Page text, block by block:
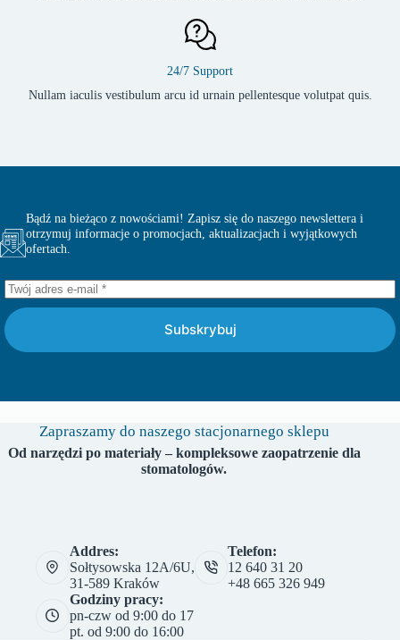
24/7 Support
Nullam iaculis vestibulum arcu id urnain pellentesque volutpat quis.
Bądź na bieżąco z nowościami! Zapisz się do naszego newslettera i
otrzymuj informacje o promocjach, aktualizacjach i wyjątkowych
ofertach.
Subskrybuj
Zapraszamy do naszego stacjonarnego sklepu
Od narzędzi po materiały – kompleksowe zaopatrzenie dla
stomatologów.
Addres:
Sołtysowska 12A/6U,
31-589 Kraków
Telefon:
12 640 31 20
+48 665 326 949
Godziny pracy:
pn-czw od 9:00 do 17
pt. od 9:00 do 16:00